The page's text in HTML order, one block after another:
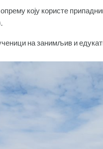
коју користе
на занимљив и